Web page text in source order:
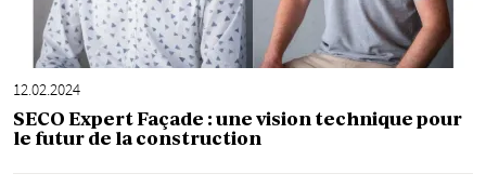
12.02.2024
SECO Expert Façade : une vision technique pour
le futur de la construction